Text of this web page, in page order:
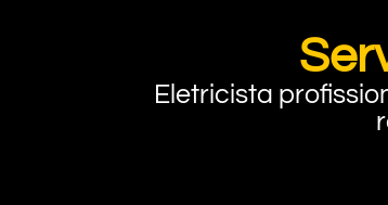
Eletricista